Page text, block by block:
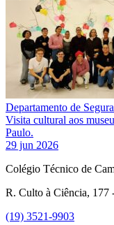
Departamento de
Visita cultural aos
Paulo.
29 jun 2026
Colégio Técnico de
R. Culto à Ciência, 177
(19) 3521-9903